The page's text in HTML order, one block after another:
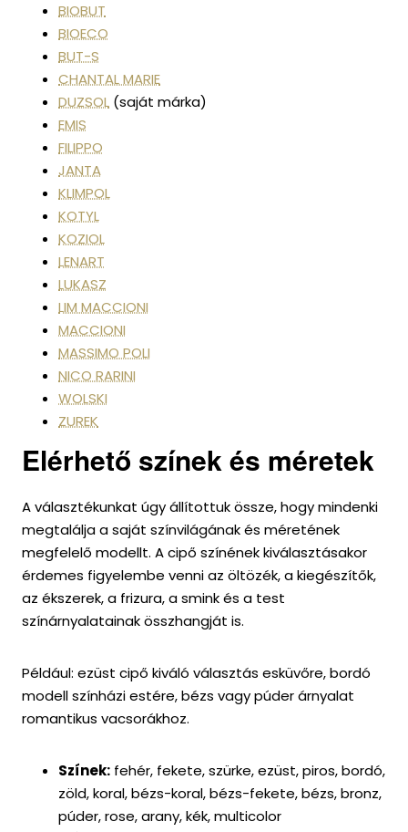
BIOBUT
BIOECO
BUT-S
CHANTAL MARIE
DUZSOL (saját márka)
EMIS
FILIPPO
JANTA
KLIMPOL
KOTYL
KOZIOL
LENART
LUKASZ
LIM MACCIONI
MACCIONI
MASSIMO POLI
NICO RARINI
WOLSKI
ZUREK
Elérhető színek és méretek
A választékunkat úgy állítottuk össze, hogy mindenki
megtalálja a saját színvilágának és méretének
megfelelő modellt. A cipő színének kiválasztásakor
érdemes figyelembe venni az öltözék, a kiegészítők,
az ékszerek, a frizura, a smink és a test
színárnyalatainak összhangját is.
Például: ezüst cipő kiváló választás esküvőre, bordó
modell színházi estére, bézs vagy púder árnyalat
romantikus vacsorákhoz.
Színek: fehér, fekete, szürke, ezüst, piros, bordó,
zöld, koral, bézs-koral, bézs-fekete, bézs, bronz,
púder, rose, arany, kék, multicolor